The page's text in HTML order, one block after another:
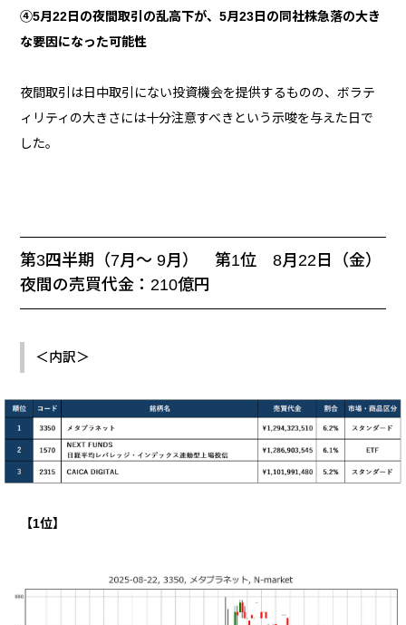
④5月22日の夜間取引の乱高下が、5月23日の同社株急落の大き
な要因になった可能性
夜間取引は日中取引にない投資機会を提供するものの、ボラテ
ィリティの大きさには十分注意すべきという示唆を与えた日で
した。
第3四半期（7月～ 9月） 第1位 8月22日（金）
夜間の売買代金：210億円
＜内訳＞
【1位】